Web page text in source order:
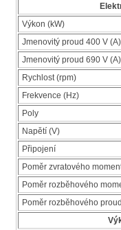
Výkon (kW)
Jmenovitý proud 400 V (A)
Jmenovitý proud 690 V (A)
Rychlost (rpm)
Frekvence (Hz)
Poly
Napětí (V)
Připojení
Poměr zvratového
Poměr rozběhového
Poměr rozběhového